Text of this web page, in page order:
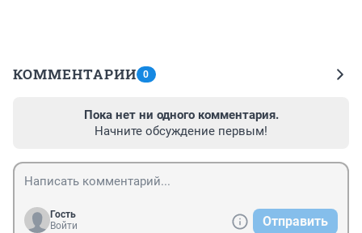
КОММЕНТАРИИ 0
Пока нет ни одного комментария.
Начните обсуждение первым!
Гость
Войти
Отправить